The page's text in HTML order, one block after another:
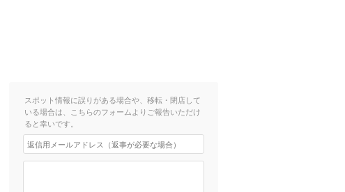
スポット情報に誤りがある場合や、移転・閉店して
いる場合は、こちらのフォームよりご報告いただけ
ると幸いです。